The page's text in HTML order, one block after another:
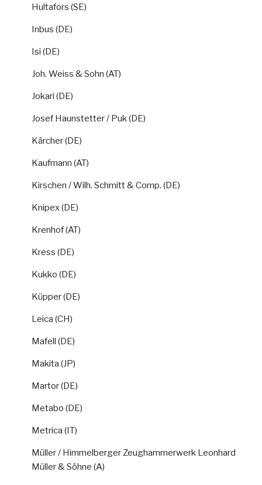
Hultafors (SE)
Inbus (DE)
Isi (DE)
Joh. Weiss & Sohn (AT)
Jokari (DE)
Josef Haunstetter / Puk (DE)
Kärcher (DE)
Kaufmann (AT)
Kirschen / Wilh. Schmitt & Comp. (DE)
Knipex (DE)
Krenhof (AT)
Kress (DE)
Kukko (DE)
Küpper (DE)
Leica (CH)
Mafell (DE)
Makita (JP)
Martor (DE)
Metabo (DE)
Metrica (IT)
Müller / Himmelberger Zeughammerwerk Leonhard
Müller & Söhne (A)